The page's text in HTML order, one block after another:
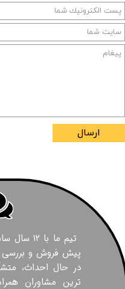
ارسال
تیم ما
پیش فروش و بررسی
در حال احداث،
ترین مشاوران